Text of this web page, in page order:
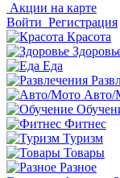
Акции на карте
Войти Регистрация
Красота
Еда
Авто/
Фитнес
Туризм
Товары
Разное